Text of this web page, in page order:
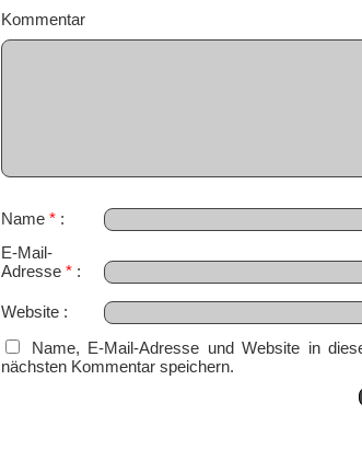
Name *
E-Mail-
Adresse *
Website
Name, E-Mail-Adresse und Website in
nächsten Kommentar speichern.